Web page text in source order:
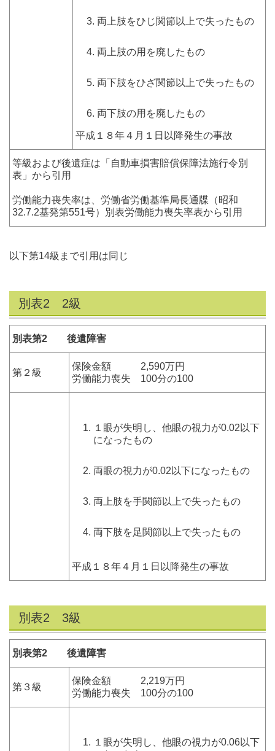
両上肢をひじ関節以上で失ったもの
両上肢の用を廃したもの
両下肢をひざ関節以上で失ったもの
両下肢の用を廃したもの
平成１８年４月１日以降発生の事故
等級および後遺症は「自動車損害賠償保障法施行令別
表」から引用
労働能力喪失率は、労働省労働基準局長通牒（昭和
32.7.2基発第551号）別表労働能力喪失率表から引用
以下第14級まで引用は同じ
別表2 2級
別表第2 後遺障害
第２級
保険金額 2,590万円
労働能力喪失 100分の100
１眼が失明し、他眼の視力が0.02以下
になったもの
両眼の視力が0.02以下になったもの
両上肢を手関節以上で失ったもの
両下肢を足関節以上で失ったもの
平成１８年４月１日以降発生の事故
別表2 3級
別表第2 後遺障害
第３級
保険金額 2,219万円
労働能力喪失 100分の100
１眼が失明し、他眼の視力が0.06以下